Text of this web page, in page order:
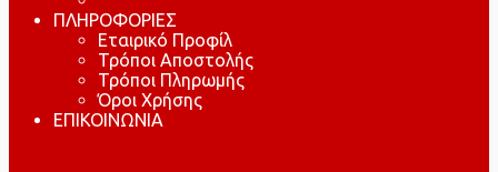
ΠΛΗΡΟΦΟΡΙΕΣ
Εταιρικό Προφίλ
Τρόποι Αποστολής
Τρόποι Πληρωμής
Όροι Χρήσης
ΕΠΙΚΟΙΝΩΝΙΑ